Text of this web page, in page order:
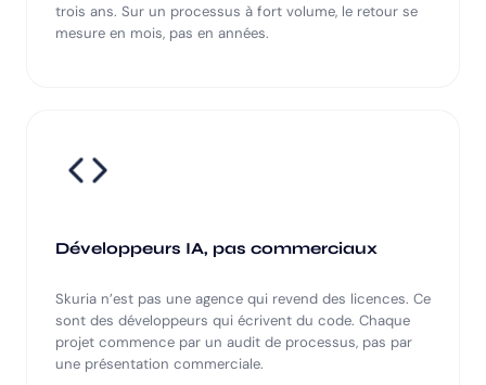
trois ans. Sur un processus à fort volume, le retour se
mesure en mois, pas en années.
Développeurs IA, pas commerciaux
Skuria n’est pas une agence qui revend des licences. Ce
sont des développeurs qui écrivent du code. Chaque
projet commence par un audit de processus, pas par
une présentation commerciale.